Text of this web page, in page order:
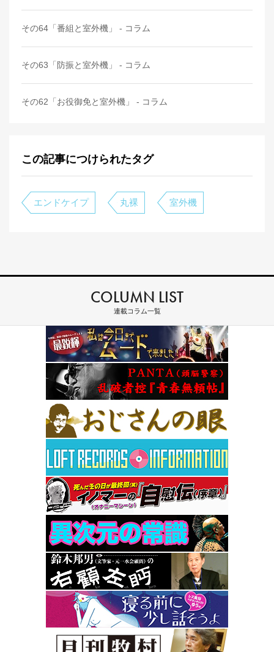
その64「番組と室外機」 - コラム
その63「防振と室外機」 - コラム
その62「お役御免と室外機」 - コラム
この記事につけられたタグ
エンドケイプ 丸裸 室外機
COLUMN LIST
連載コラム一覧